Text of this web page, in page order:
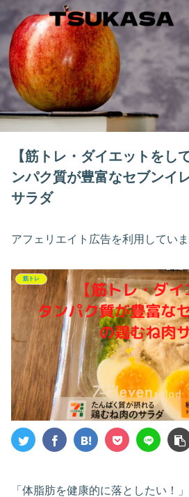
【筋トレ・ダイエットをし
ンパク質が豊富なセブンイ
サラダ
アフェリエイト広告を利用してい
筋トレ
「体脂肪を健康的に落としたい！